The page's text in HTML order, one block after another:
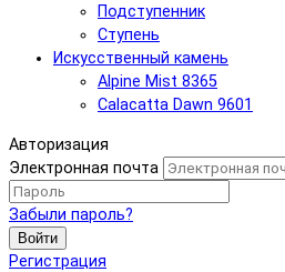
Подступенник
Ступень
Искусственный камень
Alpine Mist 8365
Calacatta Dawn 9601
Авторизация
Электронная почта
Забыли пароль?
Войти
Регистрация